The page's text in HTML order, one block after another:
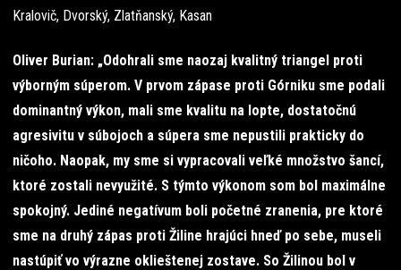
Kralovič, Dvorský, Zlatňanský, Kasan
Oliver Burian: „Odohrali sme naozaj kvalitný triangel proti
výborným súperom. V prvom zápase proti Górniku sme podali
dominantný výkon, mali sme kvalitu na lopte, dostatočnú
agresivitu v súbojoch a súpera sme nepustili prakticky do
ničoho. Naopak, my sme si vypracovali veľké množstvo šancí,
ktoré zostali nevyužité. S týmto výkonom som bol maximálne
spokojný. Jediné negatívum boli početné zranenia, pre ktoré
sme na druhý zápas proti Žiline hrajúci hneď po sebe, museli
nastúpiť vo výrazne oklieštenej zostave. So Žilinou bol v